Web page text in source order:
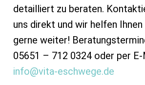
detailliert zu beraten.
uns direkt und wir helfen Ihnen
gerne weiter!
05651 – 712 0324 oder per
info@vita-eschwege.de